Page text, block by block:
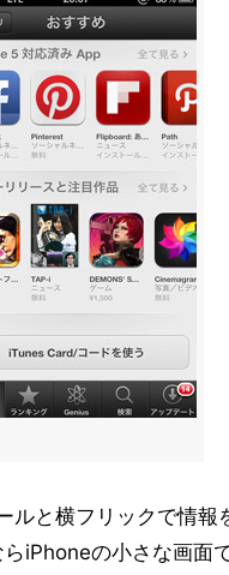
ルと横フリックで情
iPhoneの小さな画面